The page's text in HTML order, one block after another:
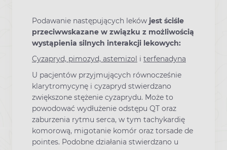
Podawanie następujących leków jest ściśle
przeciwwskazane w związku z możliwością
wystąpienia silnych interakcji lekowych:
Cyzapryd, pimozyd, astemizol i terfenadyna
U pacjentów przyjmujących równocześnie
klarytromycynę i cyzapryd stwierdzano
zwiększone stężenie cyzaprydu. Może to
powodować wydłużenie odstępu QT oraz
zaburzenia rytmu serca, w tym tachykardię
komorową, migotanie komór oraz torsade de
pointes. Podobne działania stwierdzano u